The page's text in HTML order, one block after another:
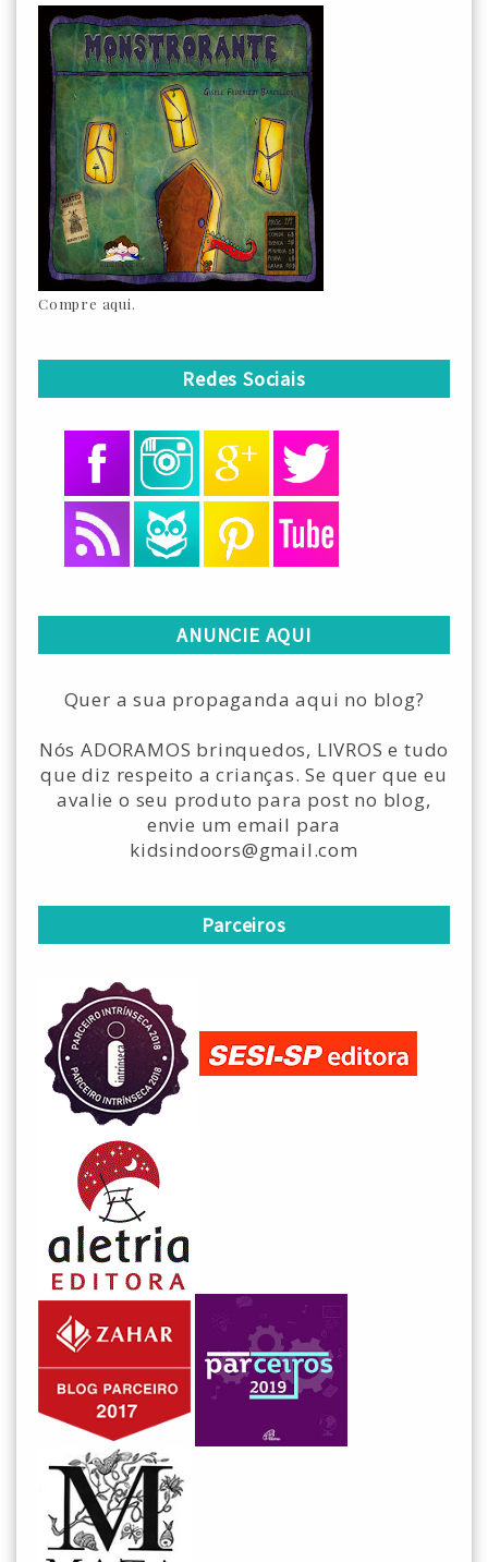
Compre aqui.
Redes Sociais
ANUNCIE AQUI
Quer a sua propaganda aqui no blog?
Nós ADORAMOS brinquedos, LIVROS e tudo
que diz respeito a crianças. Se quer que eu
avalie o seu produto para post no blog,
envie um email para
kidsindoors@gmail.com
Parceiros